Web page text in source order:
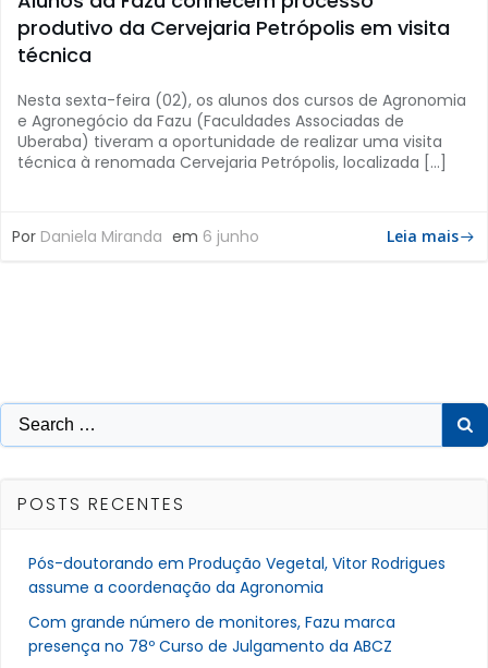
produtivo da Cervejaria Petrópolis em visita
técnica
Nesta sexta-feira (02), os alunos dos cursos de Agronomia
e Agronegócio da Fazu (Faculdades Associadas de
Uberaba) tiveram a oportunidade de realizar uma visita
técnica à renomada Cervejaria Petrópolis, localizada […]
Por Daniela Miranda em 6 junho Leia mais
Search
for:
POSTS RECENTES
Pós-doutorando em Produção Vegetal, Vitor Rodrigues
assume a coordenação da Agronomia
Com grande número de monitores, Fazu marca
presença no 78º Curso de Julgamento da ABCZ